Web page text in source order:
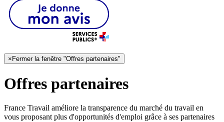
×Fermer la fenêtre "Offres partenaires"
Offres partenaires
France Travail améliore la transparence du marché du travail en
vous proposant plus d'opportunités d'emploi grâce à ses partenaires